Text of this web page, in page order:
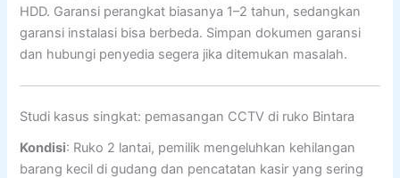
HDD. Garansi perangkat biasanya 1–2 tahun, sedangkan
garansi instalasi bisa berbeda. Simpan dokumen garansi
dan hubungi penyedia segera jika ditemukan masalah.
Studi kasus singkat: pemasangan CCTV di ruko Bintara
Kondisi: Ruko 2 lantai, pemilik mengeluhkan kehilangan
barang kecil di gudang dan pencatatan kasir yang sering